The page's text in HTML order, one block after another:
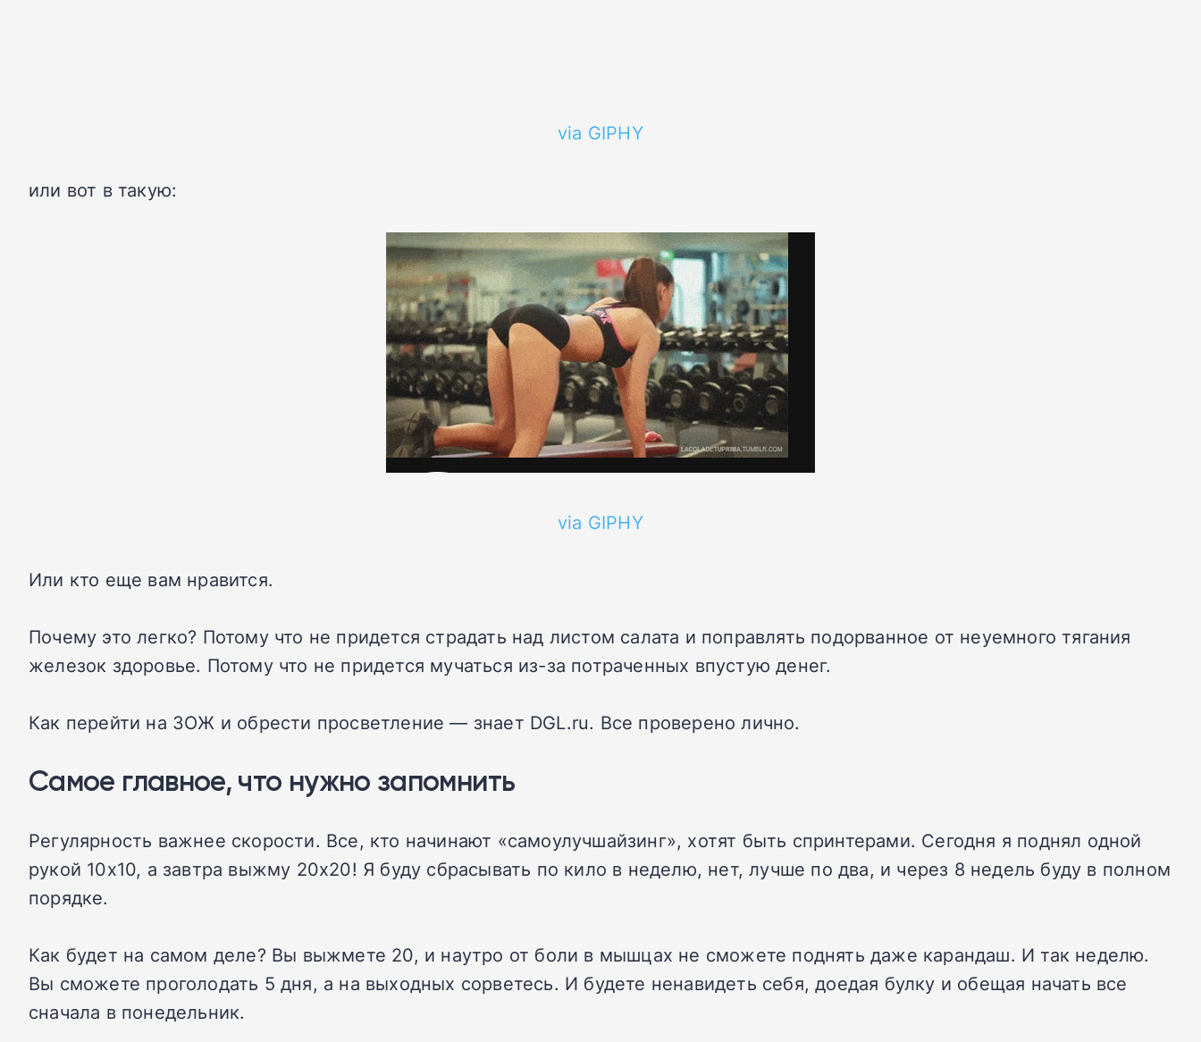
via GIPHY
или вот в такую:
via GIPHY
Или кто еще вам нравится.
Почему это легко? Потому что не придется страдать над листом салата и поправлять подорванное от неуемного тягания
железок здоровье. Потому что не придется мучаться из-за потраченных впустую денег.
Как перейти на ЗОЖ и обрести просветление — знает DGL.ru. Все проверено лично.
Самое главное, что нужно запомнить
Регулярность важнее скорости. Все, кто начинают «самоулучшайзинг», хотят быть спринтерами. Сегодня я поднял одной
рукой 10х10, а завтра выжму 20х20! Я буду сбрасывать по кило в неделю, нет, лучше по два, и через 8 недель буду в полном
порядке.
Как будет на самом деле? Вы выжмете 20, и наутро от боли в мышцах не сможете поднять даже карандаш. И так неделю.
Вы сможете проголодать 5 дня, а на выходных сорветесь. И будете ненавидеть себя, доедая булку и обещая начать все
сначала в понедельник.